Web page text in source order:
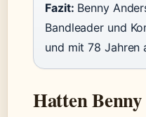
Fazit: Benny
Bandleader und
und mit 78 Jahren
Hatten